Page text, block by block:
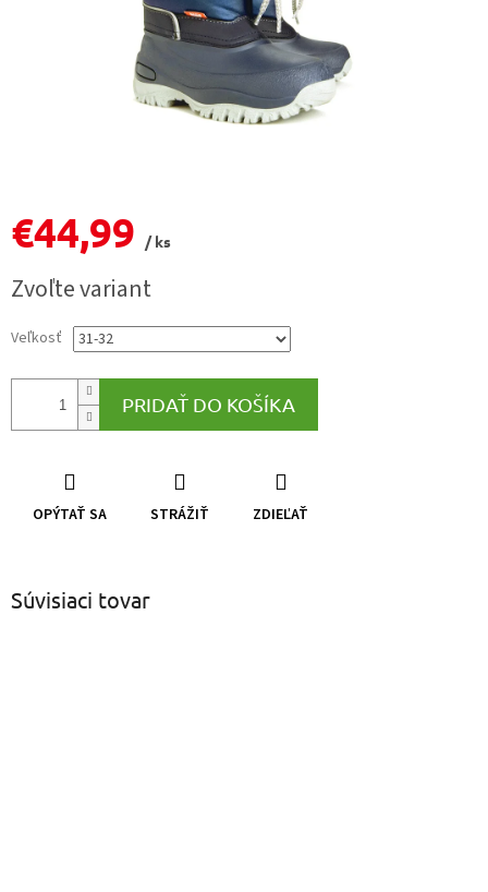
€44,99
/ ks
cena:
Zvoľte variant
Veľkosť
PRIDAŤ DO KOŠÍKA
OPÝTAŤ SA STRÁŽIŤ ZDIEĽAŤ
Súvisiaci tovar